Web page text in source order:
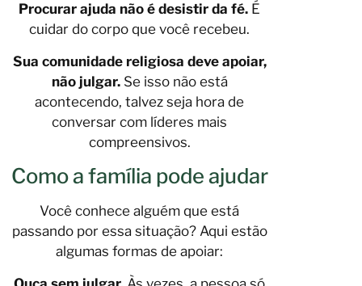
Procurar ajuda não é desistir da fé. É
cuidar do corpo que você recebeu.
Sua comunidade religiosa deve apoiar,
não julgar.Se isso não está
acontecendo, talvez seja hora de
conversar com líderes mais
compreensivos.
Como a família pode ajudar
Você conhece alguém que está
passando por essa situação? Aqui estão
algumas formas de apoiar: